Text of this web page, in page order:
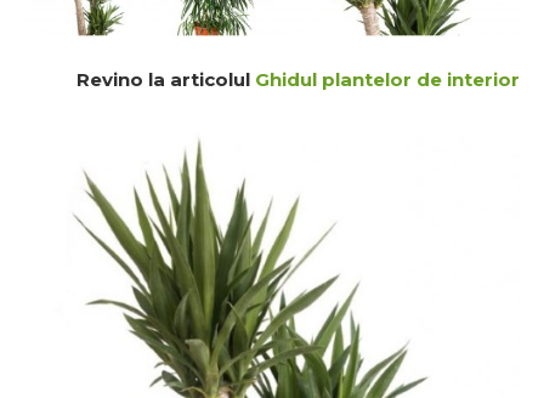
Revino la articolul Ghidul plantelor de interior